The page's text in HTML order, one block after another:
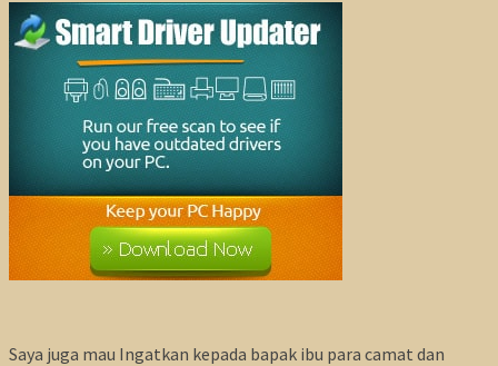
Saya juga mau Ingatkan kepada bapak ibu para camat dan